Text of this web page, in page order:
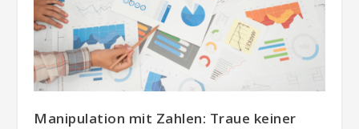
Manipulation mit Zahlen: Traue keiner